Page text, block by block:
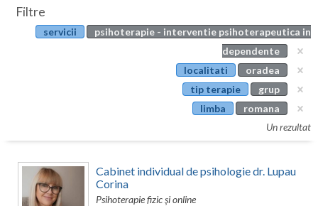
Botosani
Calarasi
Caras-Severin
Articole
Evenimente
Filtre
servicii
psihoterapie - interventie psihoterapeutica in
dependente
localitati
oradea
tip terapie
grup
limba
romana
Un rezultat
Cabinet individual de psihologie dr. Lupau
Corina
Psihoterapie fizic și online